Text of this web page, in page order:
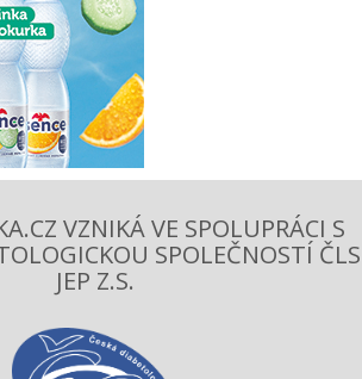
VZNIKÁ VE SPOLUPRÁCI S
SPOLEČNOSTÍ ČLS
JEP Z.S.